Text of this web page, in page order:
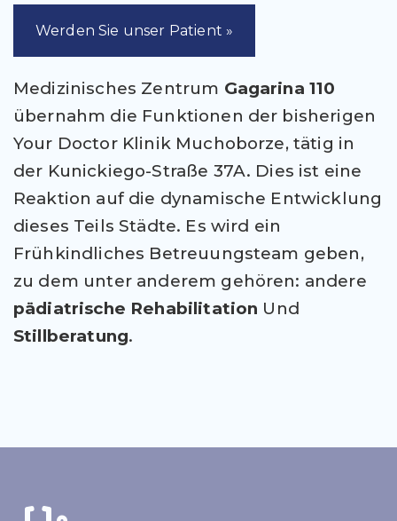
Werden Sie unser Patient »
Medizinisches Zentrum Gagarina 110
übernahm die Funktionen der bisherigen
Your Doctor Klinik Muchoborze, tätig in
der Kunickiego-Straße 37A. Dies ist eine
Reaktion auf die dynamische Entwicklung
dieses TeilsStädte. Es wird ein
Frühkindliches Betreuungsteam geben,
zu dem unter anderem gehören: andere
pädiatrische Rehabilitation Und
Stillberatung.